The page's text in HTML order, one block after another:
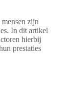
zijn
In dit artikel
hierbij
prestaties